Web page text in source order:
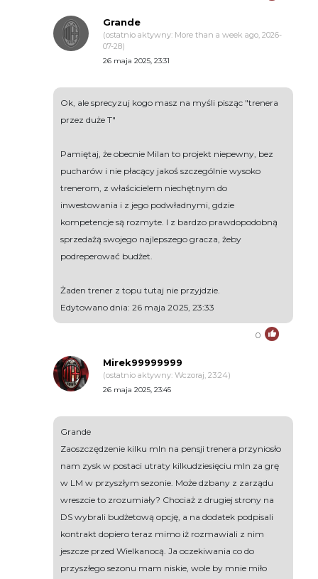
Grande
(ostatnio aktywny: More than a week ago, 2026-
07-28)
26 maja 2025, 23:31
Ok, ale sprecyzuj kogo masz na myśli pisząc "trenera
przez duże T"
Pamiętaj, że obecnie Milan to projekt niepewny, bez
pucharów i nie płacący jakoś szczególnie wysoko
trenerom, z właścicielem niechętnym do
inwestowania i z jego podwładnymi, gdzie
kompetencje są rozmyte. I z bardzo prawdopodobną
sprzedażą swojego najlepszego gracza, żeby
podreperować budżet.
Żaden trener z topu tutaj nie przyjdzie.
Edytowano dnia: 26 maja 2025, 23:33
0
Mirek99999999
(ostatnio aktywny: Wczoraj, 23:24)
26 maja 2025, 23:45
Grande
Zaoszczędzenie kilku mln na pensji trenera przyniosło
nam zysk w postaci utraty kilkudziesięciu mln za grę
w LM w przyszłym sezonie. Może dzbany z zarządu
wreszcie to zrozumiały? Chociaż z drugiej strony na
DS wybrali budżetową opcję, a na dodatek podpisali
kontrakt dopiero teraz mimo iż rozmawiali z nim
jeszcze przed Wielkanocą. Ja oczekiwania co do
przyszłego sezonu mam niskie, wole by mnie miło